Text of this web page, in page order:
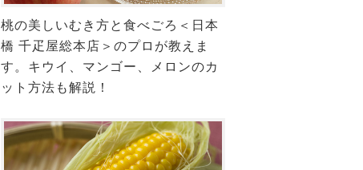
桃の美しいむき方と食べごろ＜日本
橋 千疋屋総本店＞のプロが教えま
す。キウイ、マンゴー、メロンのカ
ット方法も解説！